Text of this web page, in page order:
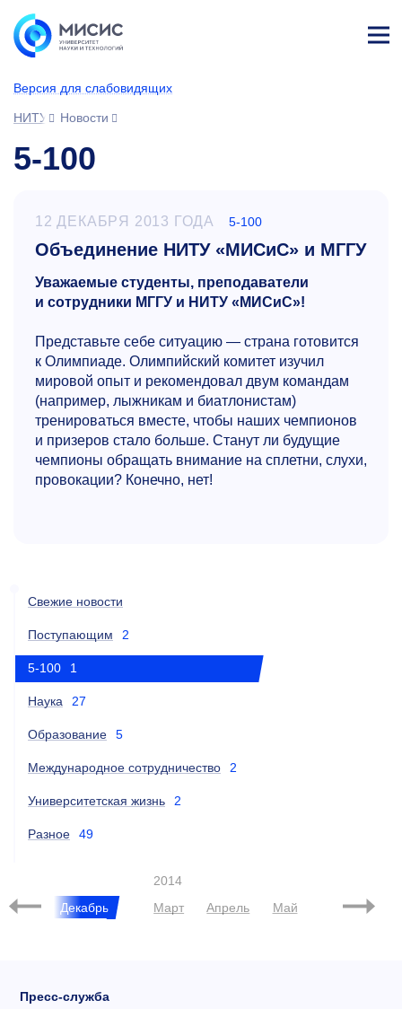
Версия для слабовидящих
НИТУ МИСИС
Новости
5-100
12 ДЕКАБРЯ 2013 ГОДА 5-100
Объединение НИТУ «МИСиС» и МГГУ
Уважаемые студенты, преподаватели
и сотрудники МГГУ и НИТУ «МИСиС»!
Представьте себе ситуацию — страна готовится
к Олимпиаде. Олимпийский комитет изучил
мировой опыт и рекомендовал двум командам
(например, лыжникам и биатлонистам)
тренироваться вместе, чтобы наших чемпионов
и призеров стало больше. Станут ли будущие
чемпионы обращать внимание на сплетни, слухи,
провокации? Конечно, нет!
Свежие новости
Поступающим 2
5-100 1
Наука 27
Образование 5
Международное сотрудничество 2
Университетская жизнь 2
Разное 49
Декабрь
2014
Март
Апрель Май Июнь
Пресс-служба